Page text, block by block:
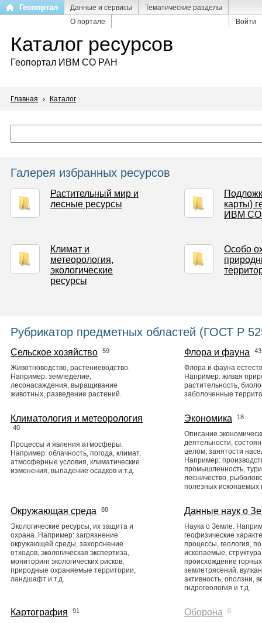
Перейти
содержанию
Геопортал Данные и сервисы
Тематические разделы
О портале
Войти
Каталог ресурсов
Геопортал ИВМ СО РАН
Главная › Каталог
Галерея избранных ресурсов
Растительный мир и
лесные ресурсы
карты)
ИВМ
Климат и
метеорология,
экологические
ресурсы
Особо
Рубрикатор предметных областей (ГОСТ Р
Сельское хозяйство 59
Животноводство, растениеводство.
Например: земледелие,
лесонасаждения, выращивание
животных, разведение растений.
Флора и фауна 43
Флора и фауна
Например: живая
растительность,
заболоченные
Климатология и метеорология
40
Процессы и явления атмосферы.
Например: облачность, погода, климат,
атмосферные условия, климатические
изменения, выпадение осадков и т.д.
Экономика 18
Описание
деятельности,
целом, занятости
Например:
промышленность,
лесничество,
полезных ископаемых
Окружающая среда 88
Экологические ресурсы, их защита и
охрана. Например: загрязнение
окружающей среды, захоронение
отходов, экологическая экспертиза,
мониторинг экологических рисков,
природные охраняемые территории,
ландшафт и т.д.
Данные наук о
Наука о Земле.
геофизические
процессы, геология,
ископаемые,
происхождение
землетрясений,
активность, оползни,
гидрогеология и т.д.
Картография 91 Оборона 0